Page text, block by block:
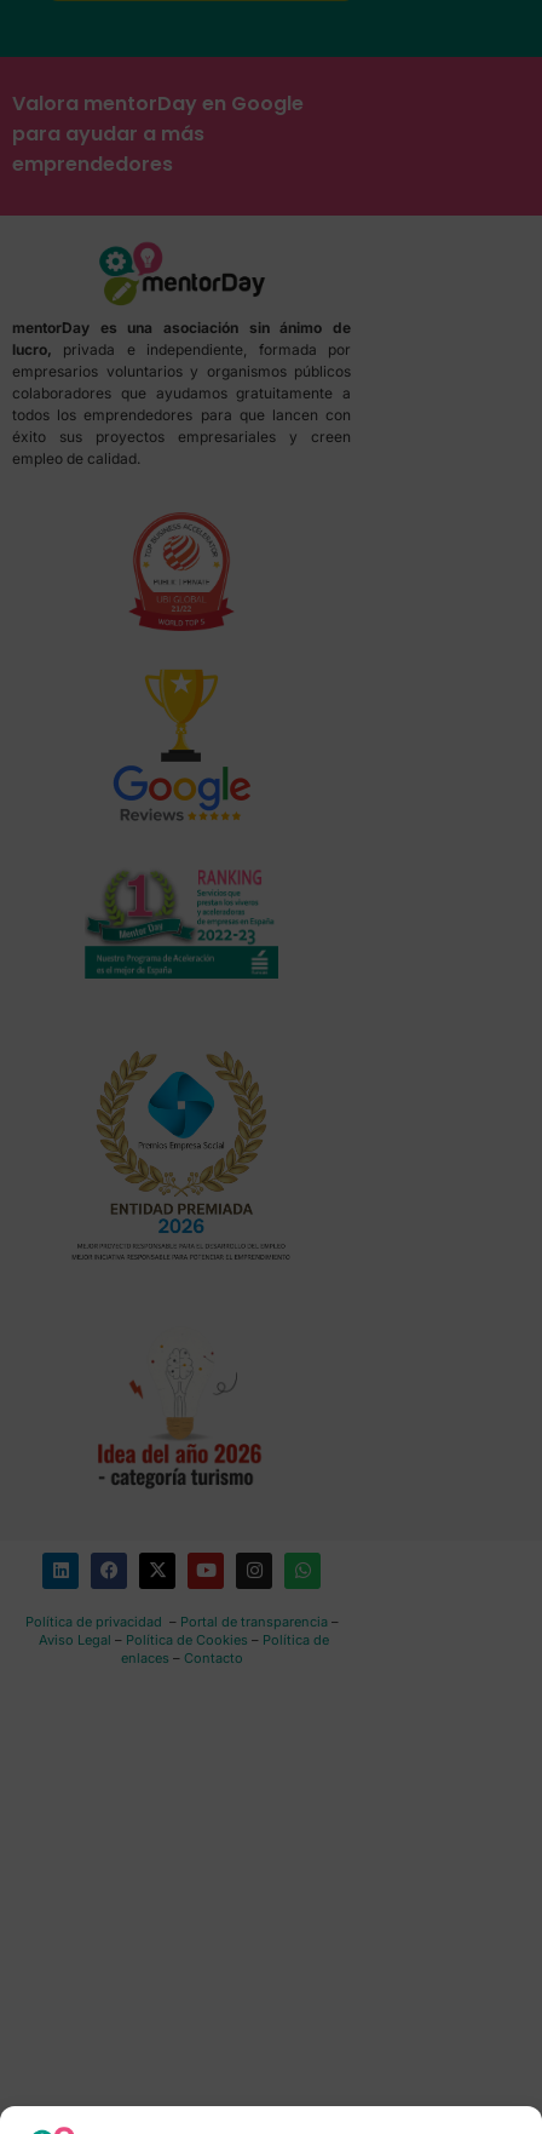
Valora mentorDay en Google
para ayudar a más
emprendedores
mentorDay es una asociación sin ánimo de
lucro, privada e independiente, formada por
empresarios voluntarios y organismos públicos
colaboradores que ayudamos gratuitamente a
todos los emprendedores para que lancen con
éxito sus proyectos empresariales y creen
empleo de calidad.
Política de privacidad – Portal de transparencia–
Aviso Legal – Política de Cookies – Política de
enlaces – Contacto